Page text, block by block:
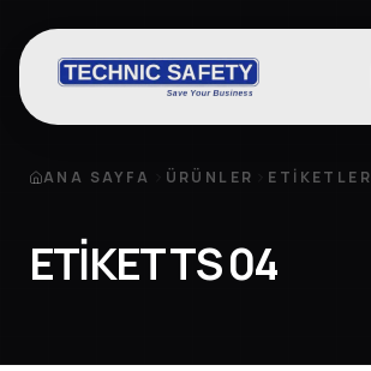
ANA SAYFA ÜRÜNLER ETIKETLER
ETİKET TS 04